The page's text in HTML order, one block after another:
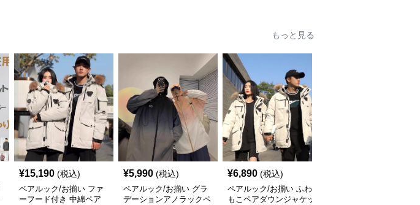
もっと見る
¥15,190 (税込)
ペアルック/お揃い ファ
ーフード付き 中綿ペア
¥5,990 (税込)
ペアルック/お揃い グラ
デーションアノラックペ
¥6,890 (税込)
ペアルック/お揃い ふわ
もこペアダウンジャケッ